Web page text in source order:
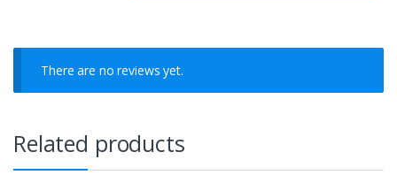
There are no reviews yet.
Related products